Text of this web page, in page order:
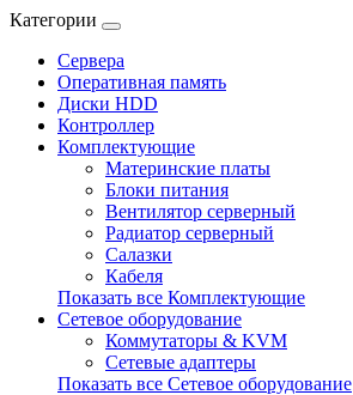
Категории
Сервера
Оперативная память
Диски HDD
Контроллер
Комплектующие
Материнские платы
Блоки питания
Вентилятор серверный
Радиатор серверный
Салазки
Кабеля
Показать все Комплектующие
Сетевое оборудование
Коммутаторы & KVM
Сетевые адаптеры
Показать все Сетевое оборудование